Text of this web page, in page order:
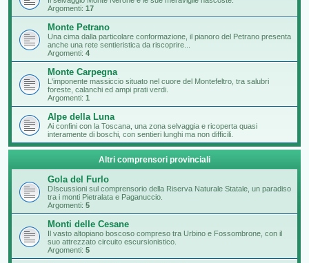
Argomenti: 17
Monte Petrano
Una cima dalla particolare conformazione, il pianoro del Petrano presenta
anche una rete sentieristica da riscoprire...
Argomenti: 4
Monte Carpegna
L'imponente massiccio situato nel cuore del Montefeltro, tra salubri
foreste, calanchi ed ampi prati verdi.
Argomenti: 1
Alpe della Luna
Ai confini con la Toscana, una zona selvaggia e ricoperta quasi
interamente di boschi, con sentieri lunghi ma non difficili.
Altri comprensori provinciali
Gola del Furlo
DIscussioni sul comprensorio della Riserva Naturale Statale, un paradiso
tra i monti Pietralata e Paganuccio.
Argomenti: 5
Monti delle Cesane
Il vasto altopiano boscoso compreso tra Urbino e Fossombrone, con il
suo attrezzato circuito escursionistico.
Argomenti: 5